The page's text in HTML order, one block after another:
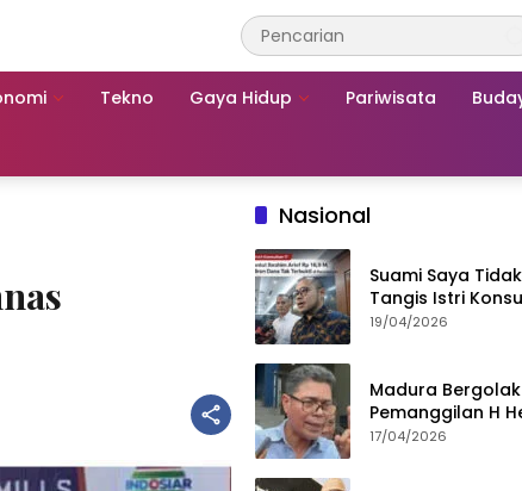
Tekno Gaya Hidup Pariwisata
Nasional
Suami Saya
Tangis Istri
Nadiem Dituntut
19/04/2026
Madura
Pemanggilan H
Pamekasan,
17/04/2026